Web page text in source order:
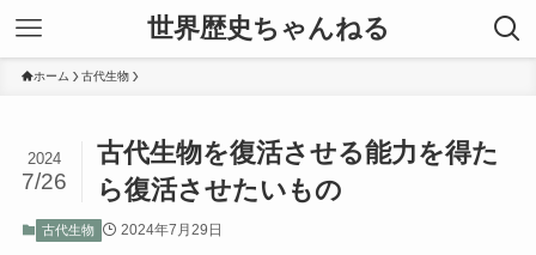
世界歴史ちゃんねる
ホーム 古代生物
古代生物を復活させる能力を得た
ら復活させたいもの
2024
7/26
古代生物 2024年7月29日